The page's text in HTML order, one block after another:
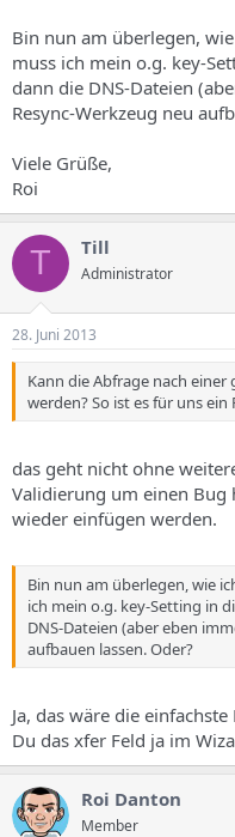
Bin nun am überlegen,
muss ich mein o.g. key-
dann die DNS-Dateien
Resync-Werkzeug neu
Viele Grüße,
Roi
T Till
Administrator
28. Juni 2013
Kann die Abfrage nach
werden? So ist es für uns ein
das geht nicht ohne
Validierung um einen
wieder einfügen werden.
Bin nun am überlegen, wie
ich mein o.g. key-Setting in
DNS-Dateien (aber eben
aufbauen lassen. Oder?
Ja, das wäre die
Du das xfer Feld ja im
Roi Danton
Member